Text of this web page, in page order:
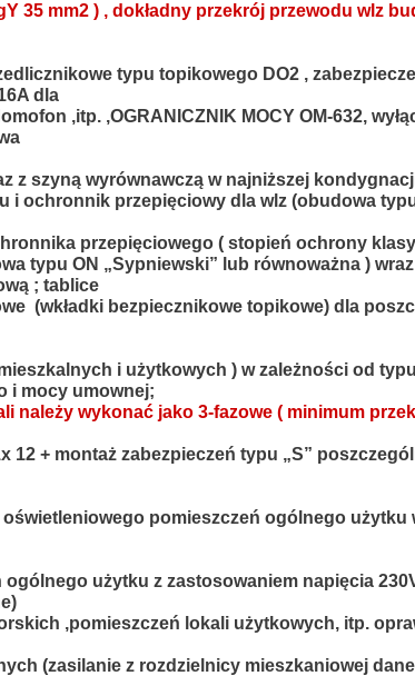
35 mm2 ) , dokładny przekrój przewodu wlz
typu topikowego DO2 ,
dla
,itp. ,OGRANICZNIK MOCY OM-632,
z szyną wyrównawczą w najniższej
i ochronnik przepięciowy dla wlz (obudowa
przepięciowego ( stopień ochrony
typu ON „Sypniewski” lub równoważna ) wraz
; tablice
(wkładki bezpiecznikowe topikowe) dla
i użytkowych ) w zależności od typu
i mocy umownej;
należy wykonać jako 3-fazowe ( minimum
+ montaż zabezpieczeń typu „S”
pomieszczeń ogólnego użytku
użytku z zastosowaniem napięcia
,pomieszczeń lokali użytkowych, itp.
(zasilanie z rozdzielnicy mieszkaniowej